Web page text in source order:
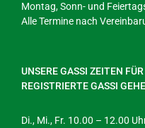
Montag, Sonn- und
Alle Termine nach
UNSERE GASSI ZEITEN
REGISTRIERTE GASSI
Di., Mi., Fr. 10.00 – 12.00